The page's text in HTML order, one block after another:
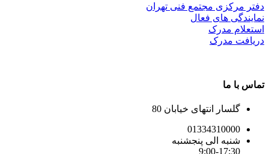
دفتر مرکزی مجتمع فنی تهران
نمایندگی های فعال
استعلام مدرک
دریافت مدرک
تماس با ما
گلسار انتهای خیابان 80
01334310000
شنبه الی پنجشنبه
9:00-17:30